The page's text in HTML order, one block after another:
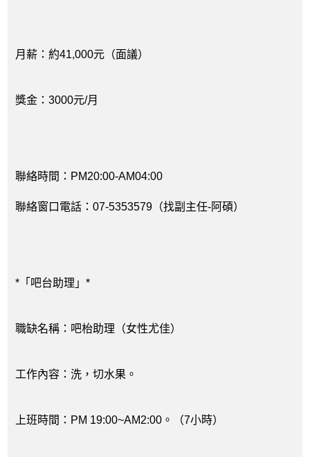
月薪：約41,000元（面議）
獎金：3000元/月
聯絡時間：PM20:00-AM04:00
聯絡窗口電話：07-5353579（找副主任-阿碩）
*「吧台助理」*
職缺名稱：吧枱助理（女性尤佳）
工作內容：洗，切水果。
上班時間：PM 19:00~AM2:00。（7小時）